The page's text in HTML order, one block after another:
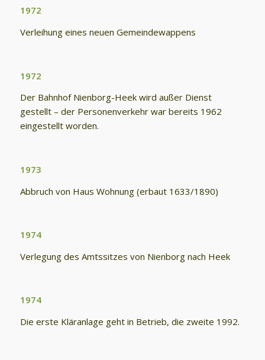
1972
Verleihung eines neuen Gemeindewappens
1972
Der Bahnhof Nienborg-Heek wird außer Dienst
gestellt – der Personenverkehr war bereits 1962
eingestellt worden.
1973
Abbruch von Haus Wohnung (erbaut 1633/1890)
1974
Verlegung des Amtssitzes von Nienborg nach Heek
1974
Die erste Kläranlage geht in Betrieb, die zweite 1992.